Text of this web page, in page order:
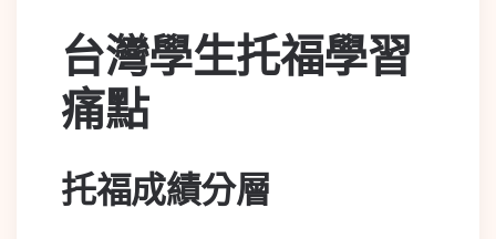
台灣學生托福學習
痛點
托福成績分層